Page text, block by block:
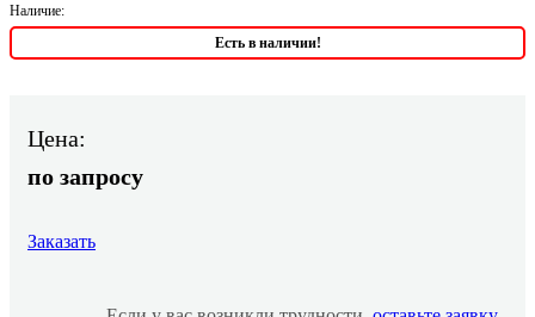
Наличие:
Есть в наличии!
Цена:
по запросу
Заказать